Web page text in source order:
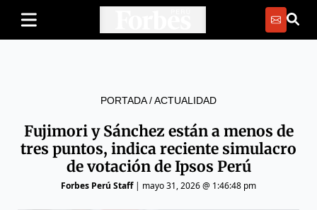
PORTADA/ACTUALIDAD
Fujimori y Sánchez están a menos de
tres puntos, indica reciente simulacro
de votación de Ipsos Perú
Forbes Perú Staff| mayo 31, 2026 @ 1:46:48 pm